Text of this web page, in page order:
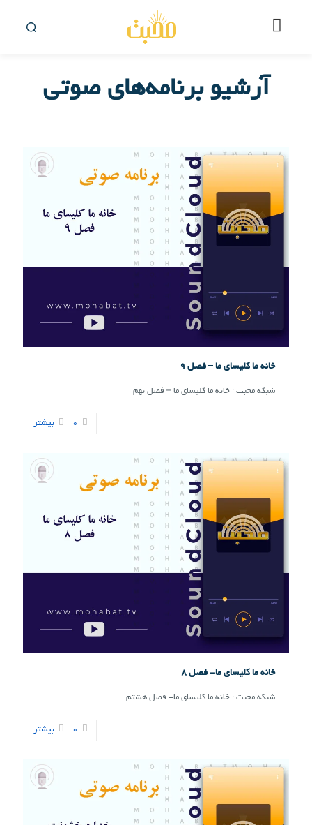
آرشیو برنامه‌های صوتی
خانه ما کلیسای ما – فصل ۹
شبکه محبت · خانه ما کلیسای ما – فصل نهم
0 بیشتر
خانه ما کلیسای ما- فصل ۸
شبکه محبت · خانه ما کلیسای ما- فصل هشتم
0 بیشتر